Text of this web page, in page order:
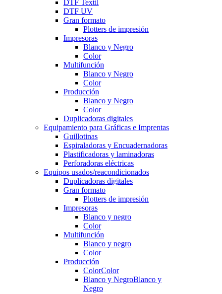
DTF Textil
DTF UV
Gran formato
Plotters de impresión
Impresoras
Blanco y Negro
Color
Multifunción
Blanco y Negro
Color
Producción
Blanco y Negro
Color
Duplicadoras digitales
Equipamiento para Gráficas e Imprentas
Guillotinas
Espiraladoras y Encuadernadoras
Plastificadoras y laminadoras
Perforadoras eléctricas
Equipos usados/reacondicionados
Duplicadoras digitales
Gran formato
Plotters de impresión
Impresoras
Blanco y negro
Color
Multifunción
Blanco y negro
Color
Producción
ColorColor
Blanco y NegroBlanco y
Negro